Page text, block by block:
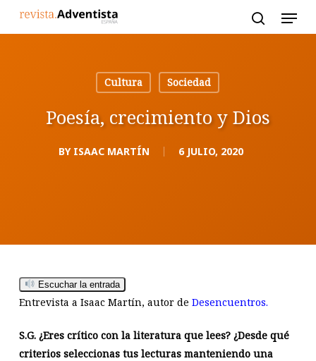
Cultura
Sociedad
Poesía, crecimiento y Dios
BY ISAAC MARTÍN 6 JULIO, 2020
Escuchar la entrada
Entrevista a Isaac Martín, autor de Desencuentros.
S.G. ¿Eres crítico con la literatura que lees? ¿Desde qué
criterios seleccionas tus lecturas manteniendo una